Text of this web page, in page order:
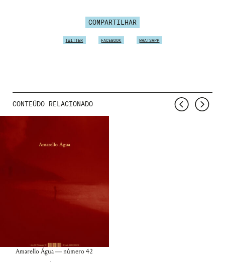
COMPARTILHAR
TWITTER FACEBOOK WHATSAPP
CONTEÚDO RELACIONADO
Amarello Água — número 42